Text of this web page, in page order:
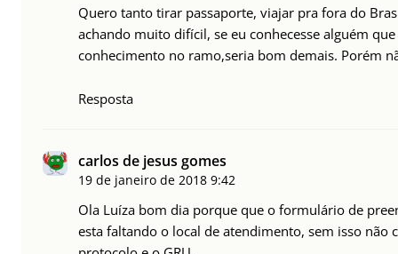
Quero tanto tirar passaporte, viajar pra fora do
achando muito difícil, se eu conhecesse alguém
conhecimento no ramo,seria bom demais. Porém
Resposta
carlos de jesus gomes
19 de janeiro de 2018 9:42
Ola Luíza bom dia porque que o formulário de
esta faltando o local de atendimento, sem isso não